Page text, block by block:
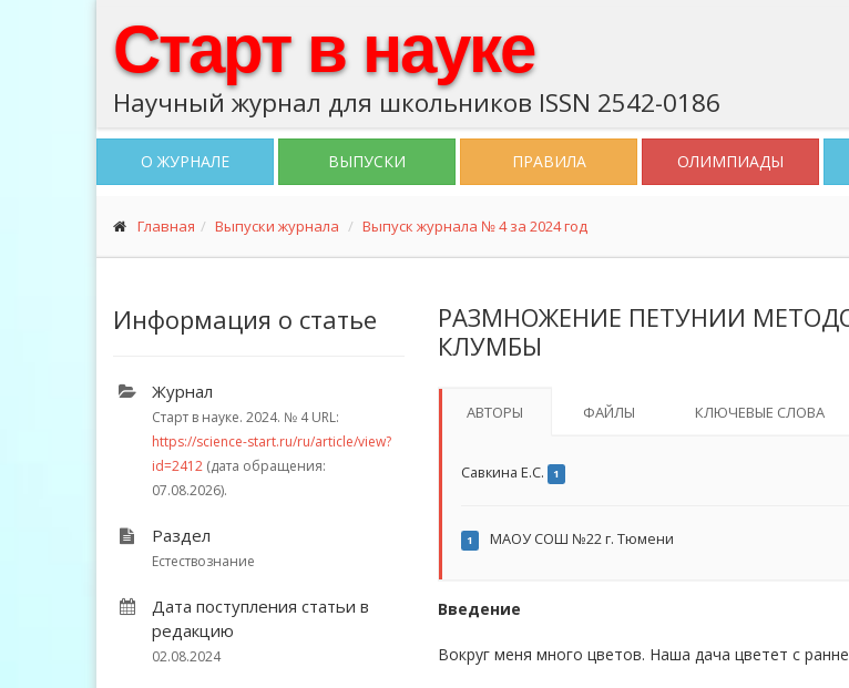
Старт в науке
Научный журнал для школьников ISSN 2542-0186
О ЖУРНАЛЕ ВЫПУСКИ ПРАВИЛА ОЛИМПИАДЫ
Главная Выпуски журнала Выпуск журнала № 4 за 2024 год
Информация о статье
Журнал
Старт в науке. 2024. № 4URL:
https://science-start.ru/ru/article/view?
id=2412 (дата обращения:
07.08.2026).
Раздел
Естествознание
Дата поступления статьи в
редакцию
02.08.2024
РАЗМНОЖЕНИЕ ПЕТУНИИ
КЛУМБЫ
АВТОРЫ ФАЙЛЫ КЛЮЧЕВЫЕ СЛОВА
Савкина Е.С. 1
1 МАОУ СОШ №22 г. Тюмени
Введение
Вокруг меня много цветов. Наша дача цветет с